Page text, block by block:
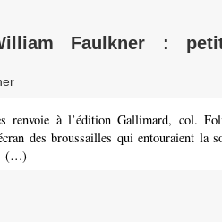
Faulkner :
renvoie à l’édition Gallimard, col.
des broussailles qui entouraient la
(…)